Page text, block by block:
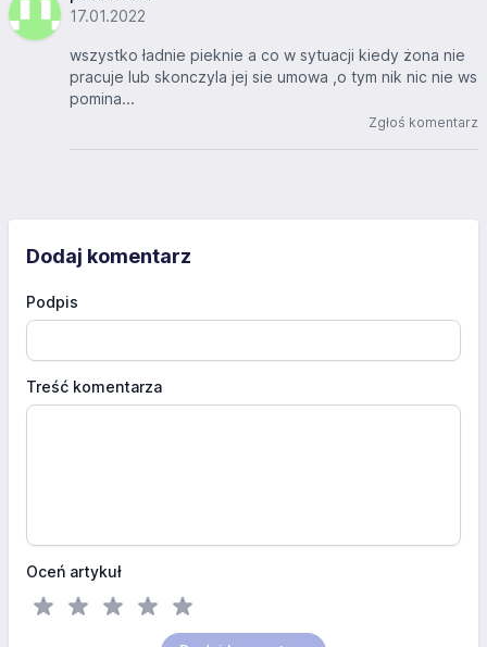
17.01.2022
wszystko ładnie pieknie a co w sytuacji kiedy żona nie
pracuje lub skonczyla jej sie umowa ,o tym nik nic nie ws
pomina...
Zgłoś komentarz
Dodaj komentarz
Podpis
Treść komentarza
Oceń artykuł